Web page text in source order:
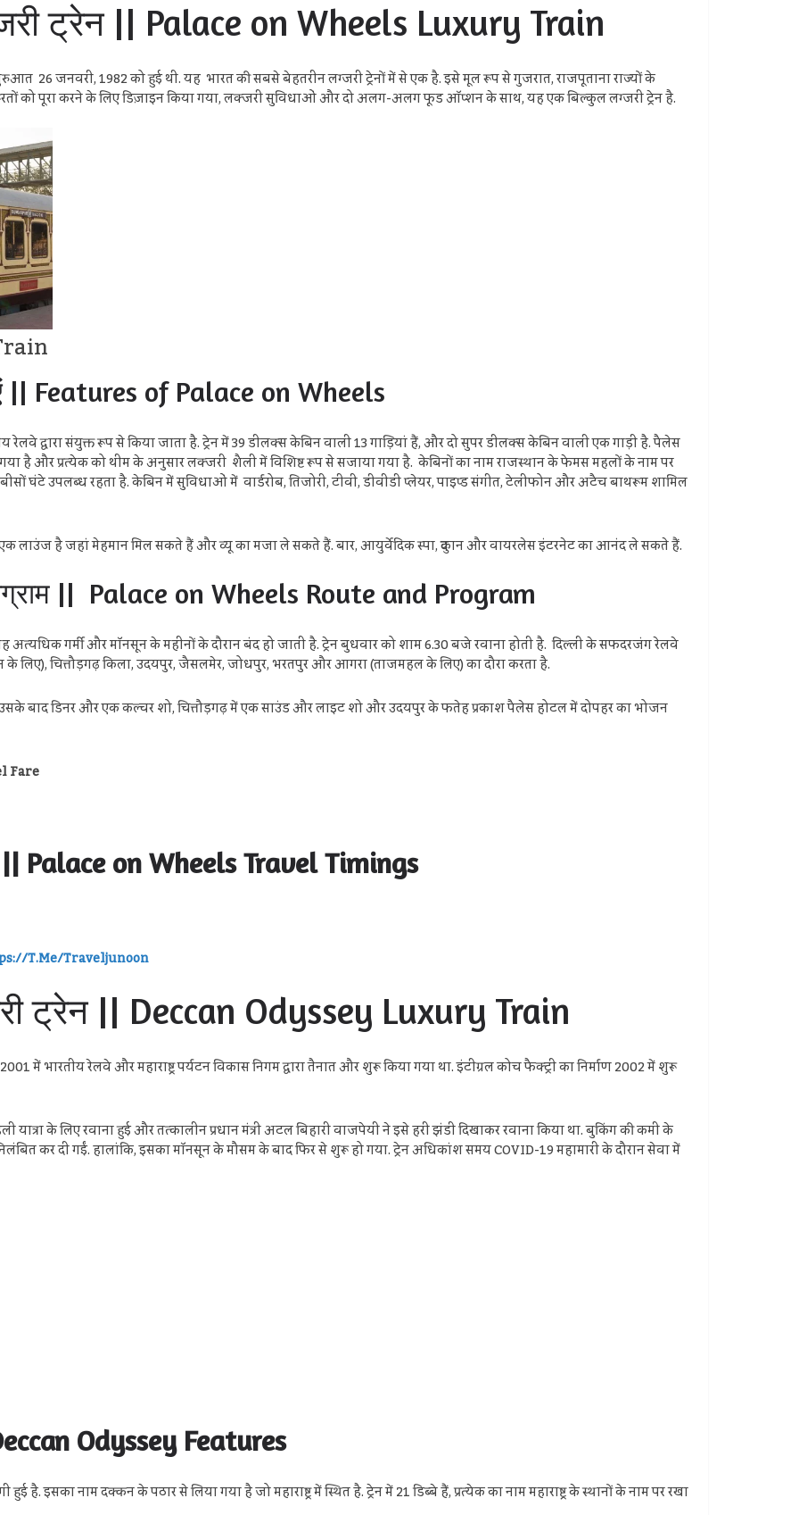
ट्रेन || Palace on Wheels Luxury Train
26 जनवरी, 1982 को हुई थी. यह भारत की सबसे बेहतरीन लग्जरी ट्रेनों में से एक है. इसे मूल रूप से गुजरात, राजपूताना राज्यों के
को पूरा करने के लिए डिज़ाइन किया गया, लक्जरी सुविधाओं और दो अलग-अलग फूड ऑप्शन के साथ, यह एक बिल्कुल लग्जरी ट्रेन है.
|| Features of Palace on Wheels
द्वारा संयुक्त रूप से किया जाता है. ट्रेन में 39 डीलक्स केबिन वाली 13 गाड़ियां हैं, और दो सुपर डीलक्स केबिन वाली एक गाड़ी है. पैलेस
है और प्रत्येक को थीम के अनुसार लक्जरी शैली में विशिष्ट रूप से सजाया गया है. केबिनों का नाम राजस्थान के फेमस महलों के नाम पर
घंटे उपलब्ध रहता है. केबिन में सुविधाओं में वार्डरोब, तिजोरी, टीवी, डीवीडी प्लेयर, पाइप्ड संगीत, टेलीफोन और अटैच बाथरूम शामिल
एक लाउंज है जहां मेहमान मिल सकते हैं और व्यू का मजा ले सकते हैं. बार, आयुर्वेदिक स्पा, दुकान और वायरलेस इंटरनेट का आनंद ले सकते हैं.
|| Palace on Wheels Route and Program
गर्मी और मॉनसून के महीनों के दौरान बंद हो जाती है. ट्रेन बुधवार को शाम 6.30 बजे रवाना होती है. दिल्ली के सफदरजंग रेलवे
के लिए), चित्तौड़गढ़ किला, उदयपुर, जैसलमेर, जोधपुर, भरतपुर और आगरा (ताजमहल के लिए) का दौरा करता है.
बाद डिनर और एक कल्चर शो, चित्तौड़गढ़ में एक साउंड और लाइट शो और उदयपुर के फतेह प्रकाश पैलेस होटल में दोपहर का भोजन
Fare
Palace on Wheels Travel Timings
t.me/traveljunoon
ट्रेन || Deccan Odyssey Luxury Train
में भारतीय रेलवे और महाराष्ट्र पर्यटन विकास निगम द्वारा तैनात और शुरू किया गया था. इंटीग्रल कोच फैक्ट्री का निर्माण 2002 में शुरू
यात्रा के लिए रवाना हुई और तत्कालीन प्रधान मंत्री अटल बिहारी वाजपेयी ने इसे हरी झंडी दिखाकर रवाना किया था. बुकिंग की कमी के
निलंबित कर दी गईं. हालांकि, इसका मॉनसून के मौसम के बाद फिर से शुरू हो गया. ट्रेन अधिकांश समय COVID-19 महामारी के दौरान सेवा में
Odyssey Features
है. इसका नाम दक्कन के पठार से लिया गया है जो महाराष्ट्र में स्थित है. ट्रेन में 21 डिब्बे हैं, प्रत्येक का नाम महाराष्ट्र के स्थानों के नाम पर रखा